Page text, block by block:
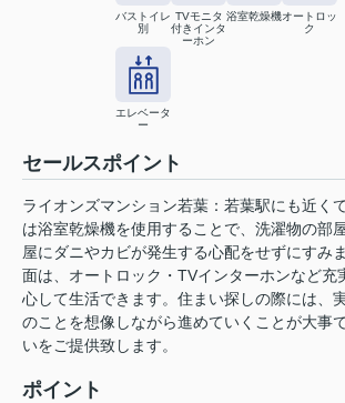
バストイレ
別
TVモニタ
付きインタ
ーホン
浴室乾燥機オートロッ
ク
エレベータ
ー
セールスポイント
ライオンズマンション若葉：若葉駅にも近く
は浴室乾燥機を使用することで、洗濯物の部
屋にダニやカビが発生する心配をせずにすみ
面は、オートロック・TVインターホンなど充
心して生活できます。住まい探しの際には、
のことを想像しながら進めていくことが大事
いをご提供致します。
ポイント